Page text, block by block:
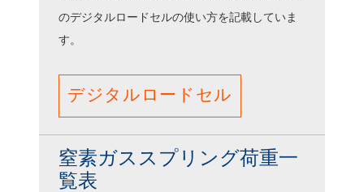
のデジタルロードセルの使い方を記載していま
す。
デジタルロードセル
窒素ガススプリング荷重一
覧表